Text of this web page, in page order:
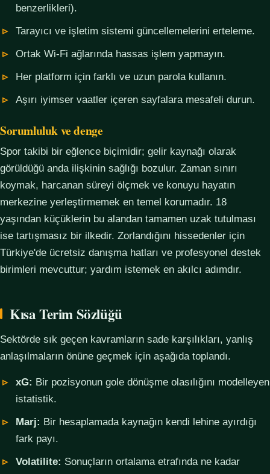
benzerlikleri).
Tarayıcı ve işletim sistemi güncellemelerini erteleme.
Ortak Wi-Fi ağlarında hassas işlem yapmayın.
Her platform için farklı ve uzun parola kullanın.
Aşırı iyimser vaatler içeren sayfalara mesafeli durun.
Sorumluluk ve denge
Spor takibi bir eğlence biçimidir; gelir kaynağı olarak
görüldüğü anda ilişkinin sağlığı bozulur. Zaman sınırı
koymak, harcanan süreyi ölçmek ve konuyu hayatın
merkezine yerleştirmemek en temel korumadır. 18
yaşından küçüklerin bu alandan tamamen uzak tutulması
ise tartışmasız bir ilkedir. Zorlandığını hissedenler için
Türkiye'de ücretsiz danışma hatları ve profesyonel destek
birimleri mevcuttur; yardım istemek en akılcı adımdır.
Kısa Terim Sözlüğü
Sektörde sık geçen kavramların sade karşılıkları, yanlış
anlaşılmaların önüne geçmek için aşağıda toplandı.
xG: Bir pozisyonun gole dönüşme olasılığını modelleyen
istatistik.
Marj: Bir hesaplamada kaynağın kendi lehine ayırdığı
fark payı.
Volatilite: Sonuçların ortalama etrafında ne kadar